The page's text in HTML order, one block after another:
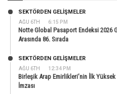
AĞU 6TH 6:15 PM
SEKTÖRDEN GELIŞMELER
Notte Global Pasaport Endeksi 2026
Arasında 86. Sırada
AĞU 6TH 12:34 PM
SEKTÖRDEN GELIŞMELER
Birleşik Arap Emirlikleri’nin İlk
İmzası